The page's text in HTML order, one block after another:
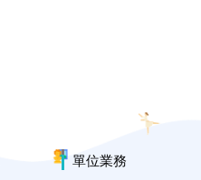
單位業務